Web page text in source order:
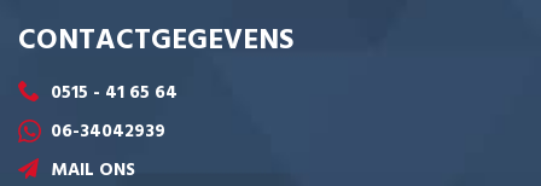
CONTACTGEGEVENS
0515 - 41 65 64
06-34042939
MAIL ONS